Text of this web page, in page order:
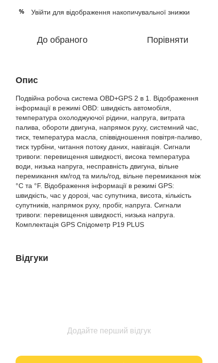
% Увійти для відображення накопичувальної знижки
До обраного Порівняти
Опис
Подвійна робоча система OBD+GPS 2 в 1. Відображення
інформації в режимі OBD: швидкість автомобіля,
температура охолоджуючої рідини, напруга, витрата
палива, обороти двигуна, напрямок руху, системний час,
тиск, температура масла, співвідношення повітря-паливо,
тиск турбіни, читання потоку даних, навігація. Сигнали
тривоги: перевищення швидкості, висока температура
води, низька напруга, несправність двигуна, вільне
перемикання км/год та миль/год, вільне перемикання між
°C та °F. Відображення інформації в режимі GPS:
швидкість, час у дорозі, час супутника, висота, кількість
супутників, напрямок руху, пробіг, напруга. Сигнали
тривоги: перевищення швидкості, низька напруга.
Комплектація GPS Спідометр P19 PLUS
Відгуки
Додайте перший відгук